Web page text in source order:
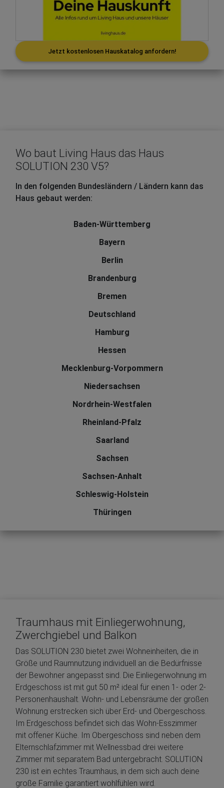
Jetzt kostenlosen Hauskatalog anfordern!
Wo baut Living Haus das Haus
SOLUTION 230 V5?
In den folgenden Bundesländern / Ländern kann das
Haus gebaut werden:
Baden-Württemberg
Bayern
Berlin
Brandenburg
Bremen
Deutschland
Hamburg
Hessen
Mecklenburg-Vorpommern
Niedersachsen
Nordrhein-Westfalen
Rheinland-Pfalz
Saarland
Sachsen
Sachsen-Anhalt
Schleswig-Holstein
Thüringen
Traumhaus mit Einliegerwohnung,
Zwerchgiebel und Balkon
Das SOLUTION 230 bietet zwei Wohneinheiten, die in
Größe und Raumnutzung individuell an die Bedürfnisse
der Bewohner angepasst sind. Die Einliegerwohnung im
Erdgeschoss ist mit gut 50 m² ideal für einen 1- oder 2-
Personenhaushalt. Wohn- und Lebensräume der großen
Wohnung erstrecken sich über Erd- und Obergeschoss.
Im Erdgeschoss befindet sich das Wohn-Esszimmer
mit offener Küche. Im Obergeschoss sind neben dem
Elternschlafzimmer mit Wellnessbad drei weitere
Zimmer mit separatem Bad untergebracht. SOLUTION
230 ist ein echtes Traumhaus, in dem sich auch deine
große Familie garantiert wohlfühlen wird.